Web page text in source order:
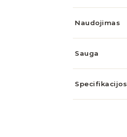
Naudojimas
Sauga
Specifikacijos